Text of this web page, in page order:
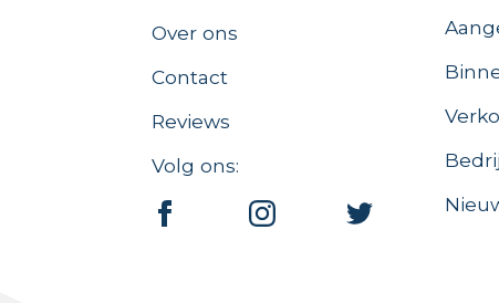
Over ons
Contact
Reviews
Volg ons: